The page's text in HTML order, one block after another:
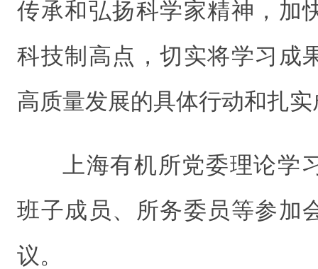
传承和弘扬科学家精神，加
科技制高点，切实将学习成
高质量发展的具体行动和扎
上海有机所党委理论学
班子成员、所务委员等参加
议。